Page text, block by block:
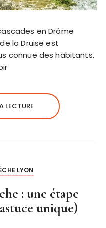
en Drôme
la Druise est
connue des habitants,
LECTURE
LYON
: une étape
unique)